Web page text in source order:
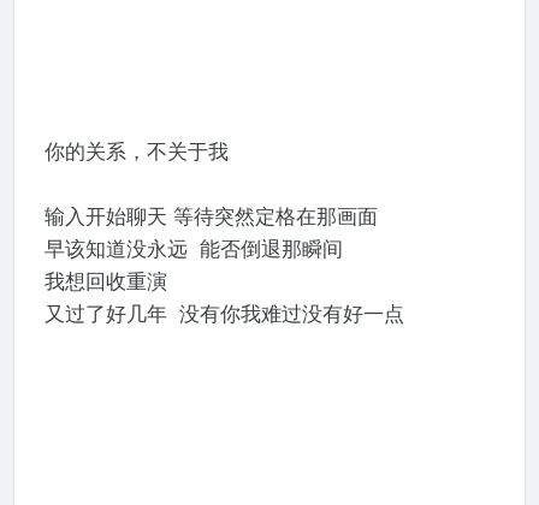
你的关系，不关于我
输入开始聊天 等待突然定格在那画⾯
早该知道没永远 能否倒退那瞬间
我想回收重演
⼜过了好几年 没有你我难过没有好⼀点